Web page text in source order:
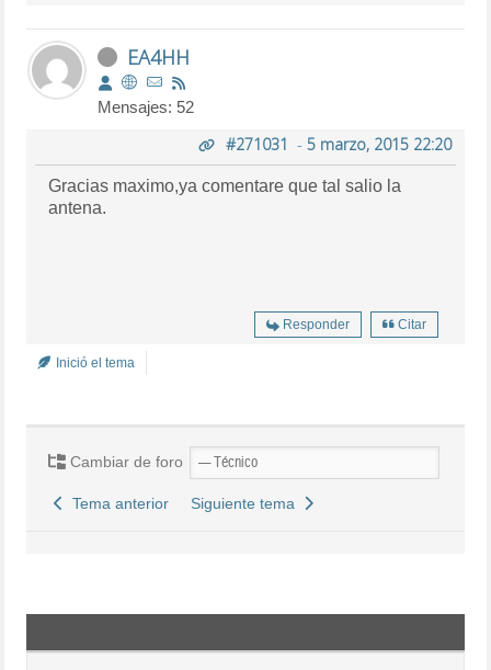
EA4HH
Mensajes: 52
#271031 - 5 marzo, 2015 22:20
Gracias maximo,ya comentare que tal salio la
antena.
Responder Citar
Inició el tema
Cambiar de foro
Tema anterior Siguiente tema